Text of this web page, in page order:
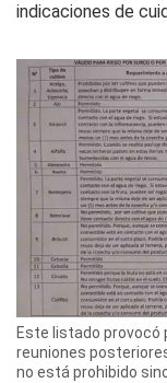
indicaciones de
Este listado provocó
reuniones
no está prohibido